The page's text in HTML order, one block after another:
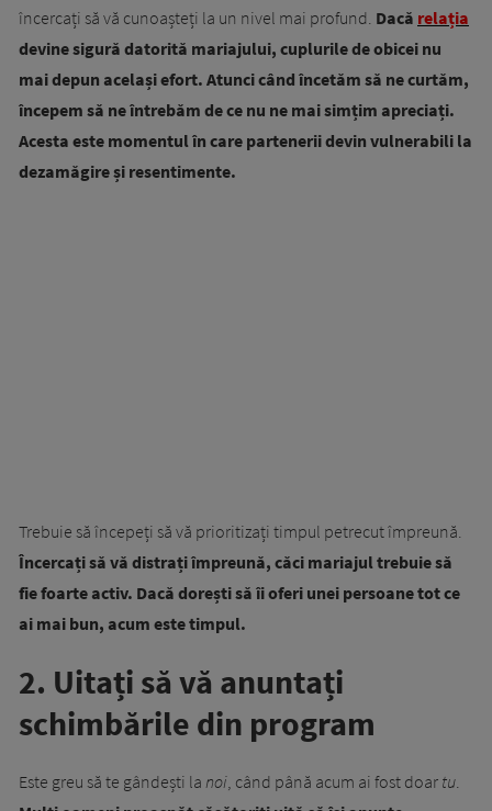
încercați să vă cunoașteți la un nivel mai profund. Dacă relația
devine sigură datorită mariajului, cuplurile de obicei nu
mai depun același efort. Atunci când încetăm să ne curtăm,
începem să ne întrebăm de ce nu ne mai simțim apreciați.
Acesta este momentul în care partenerii devin vulnerabili la
dezamăgire și resentimente.
Trebuie să începeți să vă prioritizați timpul petrecut împreună.
Încercați să vă distrați împreună, căci mariajul trebuie să
fie foarte activ. Dacă dorești să îi oferi unei persoane tot ce
ai mai bun, acum este timpul.
2. Uitați să vă anuntați
schimbările din program
Este greu să te gândești la noi, când până acum ai fost doar tu.